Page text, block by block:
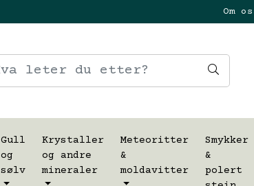
Om
Gull
og
sølv
Krystaller
og andre
mineraler
Meteoritter
&
moldavitter
Smykker
&
polert